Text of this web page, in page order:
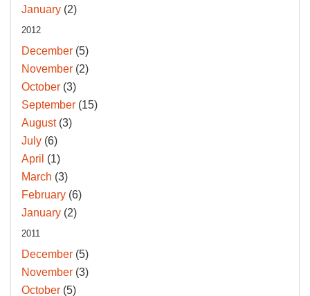
January (2)
2012
December (5)
November (2)
October (3)
September (15)
August(3)
July (6)
April (1)
March (3)
February (6)
January (2)
2011
December (5)
November (3)
October (5)